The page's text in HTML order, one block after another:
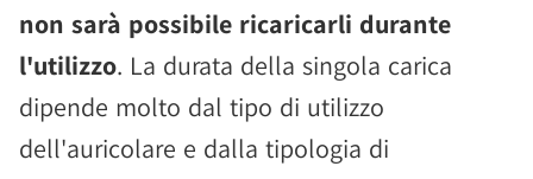
non sarà possibile ricaricarli durante
l'utilizzo. La durata della singola carica
dipende molto dal tipo di utilizzo
dell'auricolare e dalla tipologia di